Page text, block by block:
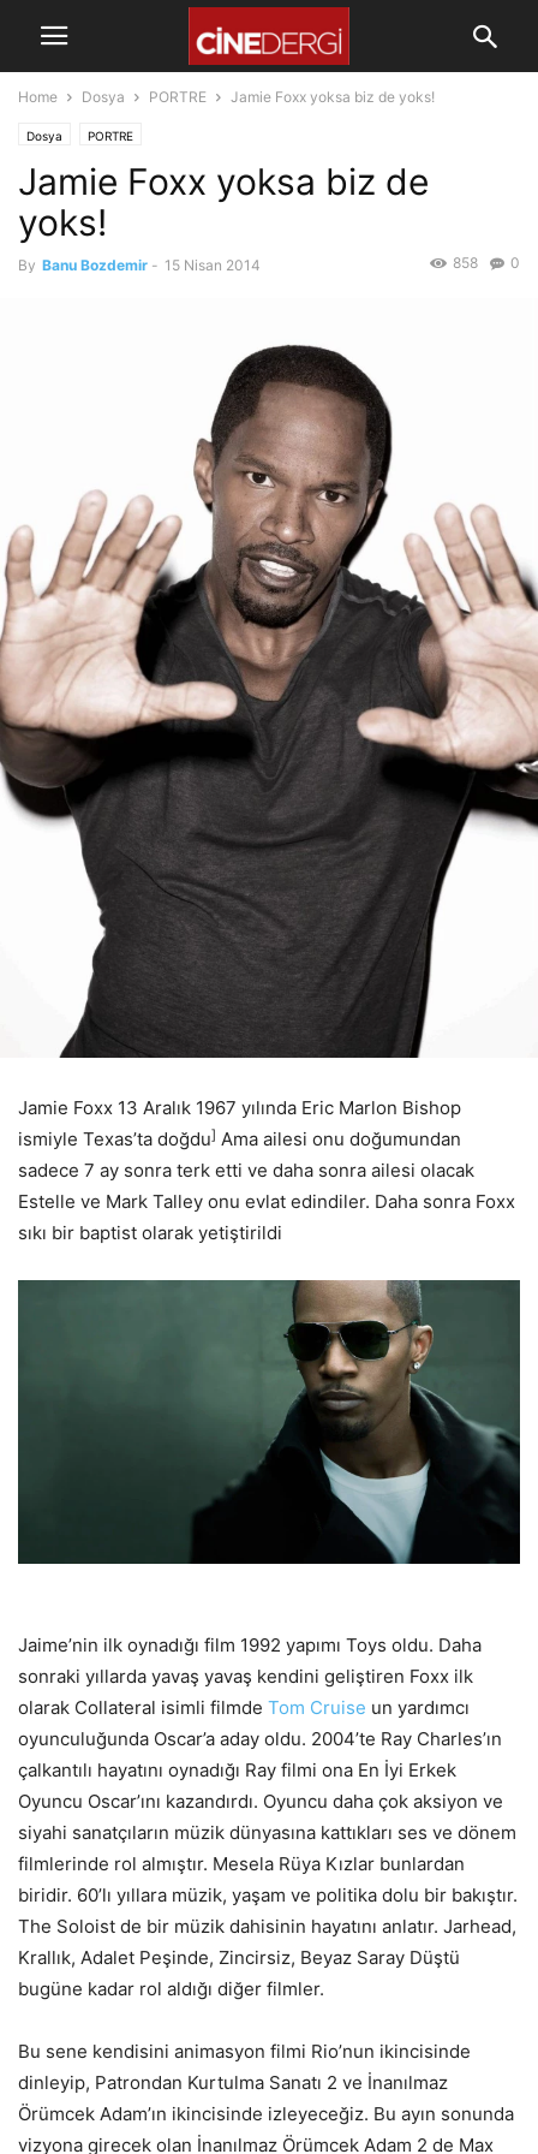
Home Dosya PORTRE Jamie Foxx yoksa biz de yoks!
Dosya PORTRE
Jamie Foxx yoksa biz de
yoks!
By Banu Bozdemir - 15 Nisan 2014 0
858
Jamie Foxx 13 Aralık 1967 yılında Eric Marlon Bishop
ismiyle Texas’ta doğdu] Ama ailesi onu doğumundan
sadece 7 ay sonra terk etti ve daha sonra ailesi olacak
Estelle ve Mark Talley onu evlat edindiler. Daha sonra Foxx
sıkı bir baptist olarak yetiştirildi
Jaime’nin ilk oynadığı film 1992 yapımı Toys oldu. Daha
sonraki yıllarda yavaş yavaş kendini geliştiren Foxx ilk
olarak Collateral isimli filmde Tom Cruise un yardımcı
oyunculuğunda Oscar’a aday oldu. 2004’te Ray Charles’ın
çalkantılı hayatını oynadığı Ray filmi ona En İyi Erkek
Oyuncu Oscar’ını kazandırdı. Oyuncu daha çok aksiyon ve
siyahi sanatçıların müzik dünyasına kattıkları ses ve dönem
filmlerinde rol almıştır. Mesela Rüya Kızlar bunlardan
biridir. 60’lı yıllara müzik, yaşam ve politika dolu bir bakıştır.
The Soloist de bir müzik dahisinin hayatını anlatır. Jarhead,
Krallık, Adalet Peşinde, Zincirsiz, Beyaz Saray Düştü
bugüne kadar rol aldığı diğer filmler.
Bu sene kendisini animasyon filmi Rio’nun ikincisinde
dinleyip, Patrondan Kurtulma Sanatı 2 ve İnanılmaz
Örümcek Adam’ın ikincisinde izleyeceğiz. Bu ayın sonunda
vizyona girecek olan İnanılmaz Örümcek Adam 2 de Max